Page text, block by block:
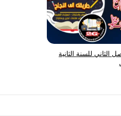
للسنة الثانية